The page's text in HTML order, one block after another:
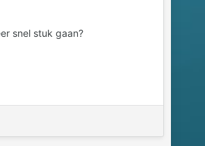
snel stuk gaan?